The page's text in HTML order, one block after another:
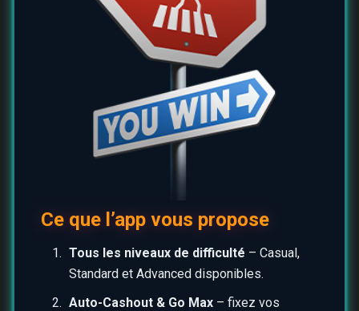
Ce que l’app vous propose
Tous les niveaux de difficulté – Casual,
Standard et Advanced disponibles.
Auto-Cashout & Go Max– fixez vos